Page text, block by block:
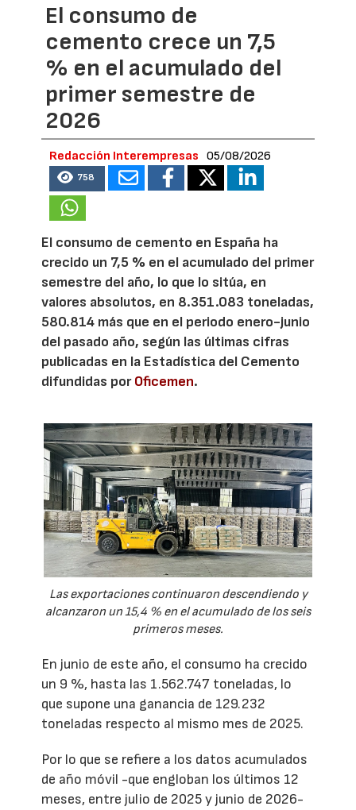
El consumo de
cemento crece un 7,5
% en el acumulado del
primer semestre de
2026
Redacción Interempresas 05/08/2026
758
El consumo de cemento en España ha
crecido un 7,5 % en el acumulado del primer
semestre del año, lo que lo sitúa, en
valores absolutos, en 8.351.083 toneladas,
580.814 más que en el periodo enero-junio
del pasado año, según las últimas cifras
publicadas en la Estadística del Cemento
difundidas porOficemen.
Las exportaciones continuaron descendiendo y
alcanzaron un 15,4 % en el acumulado de los seis
primeros meses.
En junio de este año, el consumo ha crecido
un 9 %, hasta las 1.562.747 toneladas, lo
que supone una ganancia de 129.232
toneladas respecto al mismo mes de 2025.
Por lo que se refiere a los datos acumulados
de año móvil -que engloban los últimos 12
meses, entre julio de 2025 y junio de 2026-